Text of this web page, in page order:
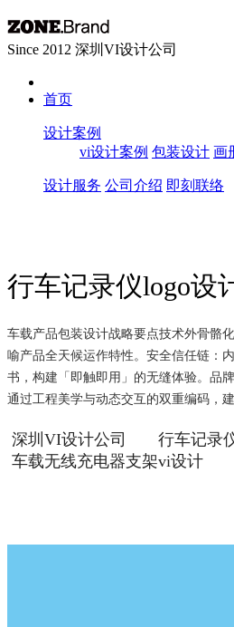
Since 2012 深圳VI设计公司
首页
设计案例
vi设计案例 包装设计 画
设计服务 公司介绍 即刻联络
行车记录仪logo设
车载产品包装设计战略要点​​ ​​技术外骨骼
喻产品全天候运作特性。 ​​安全信任链​​：
书，构建「即触即用」的无缝体验。 ​​品
通过工程美学与动态交互的双重编码，
深圳VI设计公司 行车记录
车载无线充电器支架vi设计